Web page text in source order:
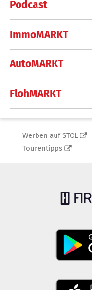
Podcast
ImmoMARKT
AutoMARKT
FlohMARKT
Werben auf STOL
Tourentipps